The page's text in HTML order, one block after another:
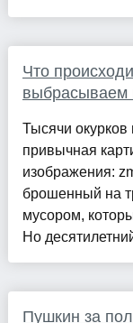
Что
выбрасываем
Тысячи
привычная
изображения:
брошенный на
мусором,
Но
Пушкин за